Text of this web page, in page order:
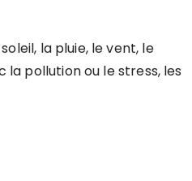
la pluie, le vent, le
pollution ou le stress, les